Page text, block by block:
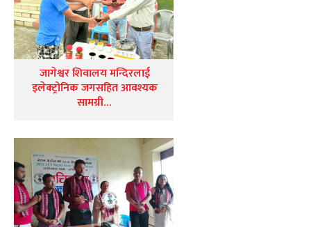
जागेश्वर शिवालय मन्दिरलाई
इलेक्ट्रोनिक जगसहित आवश्यक
सामग्री…